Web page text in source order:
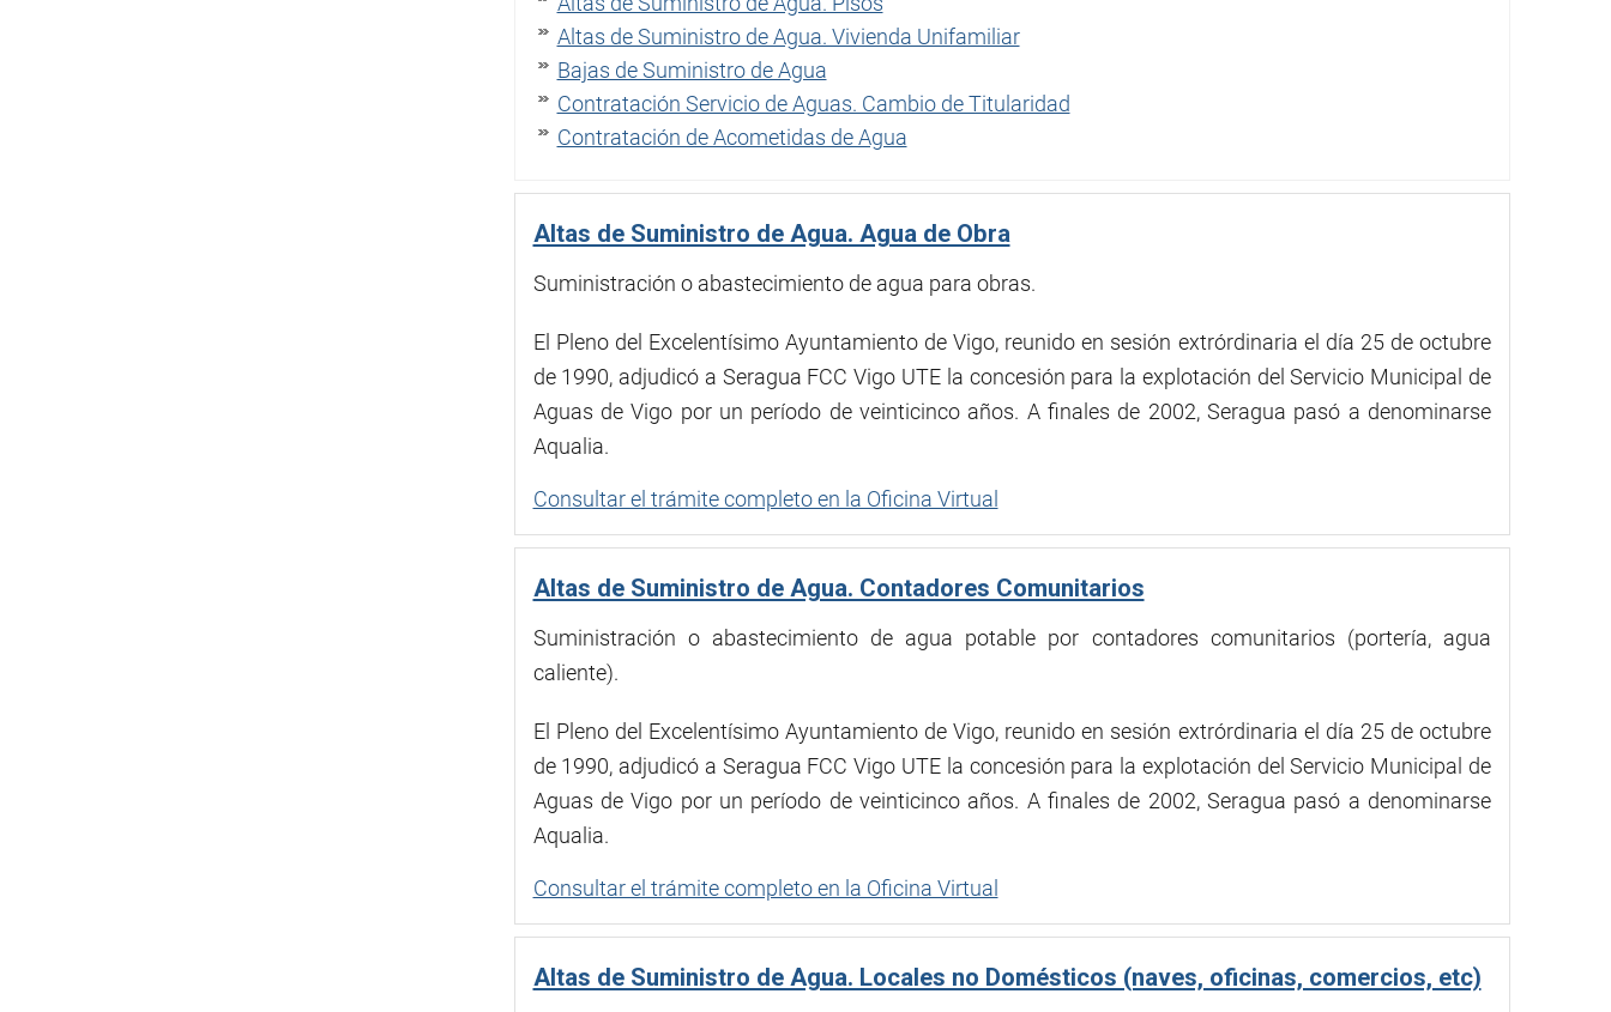
Altas de Suministro de Agua. Vivienda Unifamiliar
Bajas de Suministro de Agua
Contratación Servicio de Aguas. Cambio de Titularidad
Contratación de Acometidas de Agua
Altas de Suministro de Agua. Agua de Obra
Suministración o abastecimiento de agua para obras.
El Pleno del Excelentísimo Ayuntamiento de Vigo, reunido en sesión extrórdinaria el día 25 de octubre
de 1990, adjudicó a Seragua FCC Vigo UTE la concesión para la explotación del Servicio Municipal de
Aguas de Vigo por un período de veinticinco años. A finales de 2002, Seragua pasó a denominarse
Aqualia.
Consultar el trámite completo en la Oficina Virtual
Altas de Suministro de Agua. Contadores Comunitarios
Suministración o abastecimiento de agua potable por contadores comunitarios (portería, agua
caliente).
El Pleno del Excelentísimo Ayuntamiento de Vigo, reunido en sesión extrórdinaria el día 25 de octubre
de 1990, adjudicó a Seragua FCC Vigo UTE la concesión para la explotación del Servicio Municipal de
Aguas de Vigo por un período de veinticinco años. A finales de 2002, Seragua pasó a denominarse
Aqualia.
Consultar el trámite completo en la Oficina Virtual
Altas de Suministro de Agua. Locales no Domésticos (naves, oficinas, comercios, etc)